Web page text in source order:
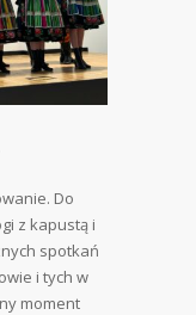
Do
z kapustą i
spotkań
i tych w
moment